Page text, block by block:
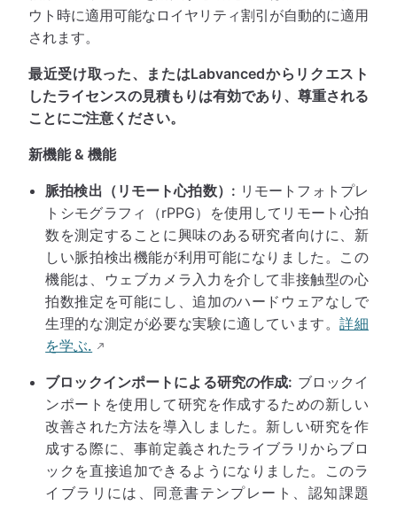
ウト時に適用可能なロイヤリティ割引が自動的に適用
されます。
最近受け取った、またはLabvancedからリクエスト
したライセンスの見積もりは有効であり、尊重される
ことにご注意ください。
新機能 & 機能
脈拍検出（リモート心拍数）: リモートフォトプレ
トシモグラフィ（rPPG）を使用してリモート心拍
数を測定することに興味のある研究者向けに、新
しい脈拍検出機能が利用可能になりました。この
機能は、ウェブカメラ入力を介して非接触型の心
拍数推定を可能にし、追加のハードウェアなしで
生理的な測定が必要な実験に適しています。詳細
を学ぶ.
ブロックインポートによる研究の作成: ブロックイ
ンポートを使用して研究を作成するための新しい
改善された方法を導入しました。新しい研究を作
成する際に、事前定義されたライブラリからブロ
ックを直接追加できるようになりました。このラ
イブラリには、同意書テンプレート、認知課題